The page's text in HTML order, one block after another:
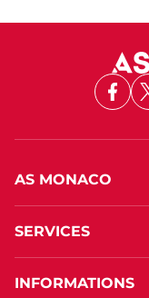
AS MONACO
SERVICES
INFORMATIONS